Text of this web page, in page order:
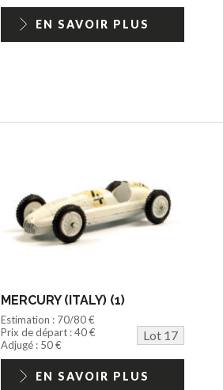
EN SAVOIR PLUS
MERCURY (ITALY) (1)
Estimation : 70/80 €
Prix de départ : 40 €
Lot 17
Adjugé : 50 €
EN SAVOIR PLUS